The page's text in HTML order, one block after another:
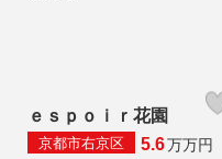
ｅｓｐｏｉｒ花園
京都市右京区 5.6万万円